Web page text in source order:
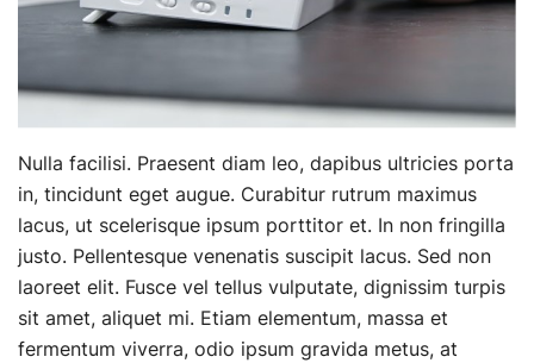
Nulla facilisi. Praesent diam leo, dapibus ultricies porta
in, tincidunt eget augue. Curabitur rutrum maximus
lacus, ut scelerisque ipsum porttitor et. In non fringilla
justo. Pellentesque venenatis suscipit lacus. Sed non
laoreet elit. Fusce vel tellus vulputate, dignissim turpis
sit amet, aliquet mi. Etiam elementum, massa et
fermentum viverra, odio ipsum gravida metus, at